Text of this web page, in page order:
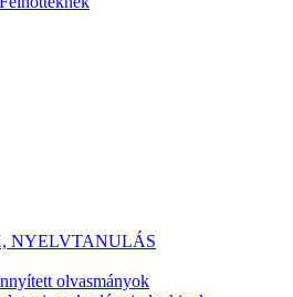
NYELVTANULÁS
olvasmányok